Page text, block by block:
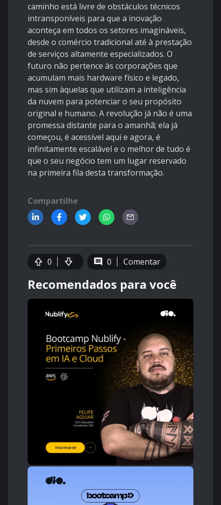
caminho está livre de obstáculos técnicos
intransponíveis para que a inovação
aconteça em todos os setores imagináveis,
desde o comércio tradicional até à prestação
de serviços altamente especializados. O
futuro não pertence às corporações que
acumulam mais hardware físico e legado,
mas sim àquelas que utilizam a inteligência
da nuvem para potenciar o seu propósito
original e humano. A revolução já não é uma
promessa distante para o amanhã; ela já
começou, é acessível aqui e agora, é
infinitamente escalável e o melhor de tudo é
que o seu negócio tem um lugar reservado
na primeira fila desta transformação.
Compartilhe
0 0 Comentar
Recomendados para você